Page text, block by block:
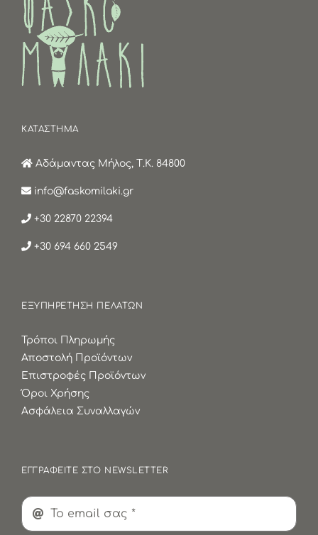
ΚΑΤΑΣΤΗΜΑ
Αδάμαντας Μήλος, Τ.Κ. 84800
info@faskomilaki.gr
+30 22870 22394
+30 694 660 2549
ΕΞΥΠΗΡΕΤΗΣΗ ΠΕΛΑΤΩΝ
Τρόποι Πληρωμής
Αποστολή Προϊόντων
Επιστροφές Προϊόντων
Όροι Χρήσης
Ασφάλεια Συναλλαγών
ΕΓΓΡΑΦΕΙΤΕ ΣΤΟ NEWSLETTER